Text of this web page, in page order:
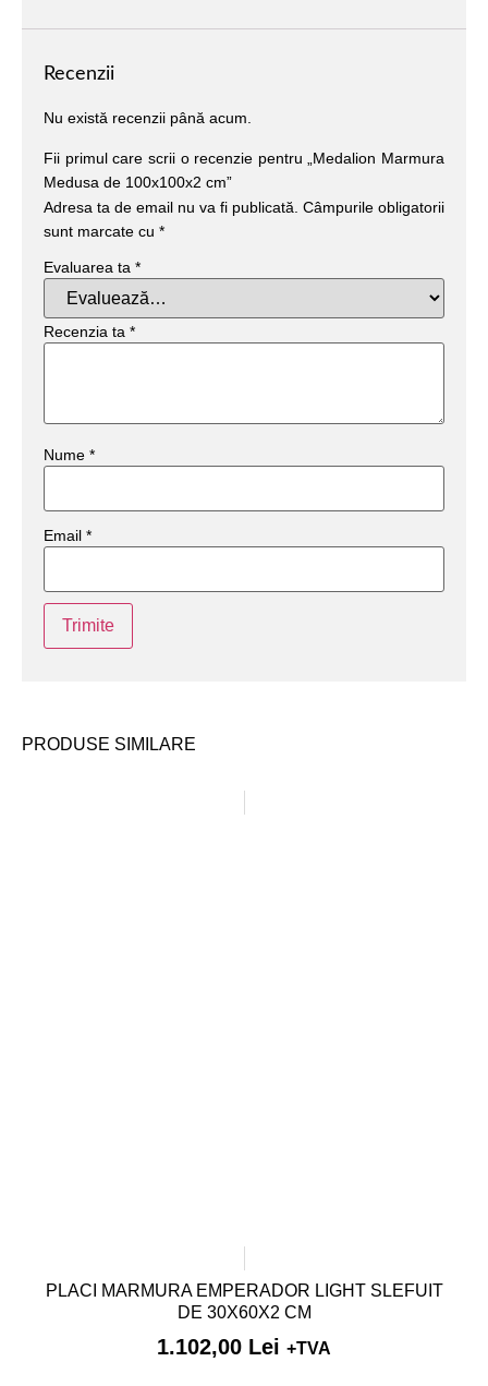
PRODUSE SIMILARE
PLACI MARMURA EMPERADOR LIGHT SLEFUIT
DE 30X60X2 CM
1.102,00 Lei +TVA
Recenzii
Nu există recenzii până acum.
Fii primul care scrii o recenzie pentru „Medalion Marmura
Medusa de 100x100x2 cm”
Adresa ta de email nu va fi publicată. Câmpurile obligatorii
sunt marcate cu *
Evaluarea ta *
Recenzia ta *
Nume *
Email *